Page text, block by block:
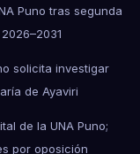
Puno tras segunda
solicita investigar
de Ayaviri
de la UNA Puno;
por oposición